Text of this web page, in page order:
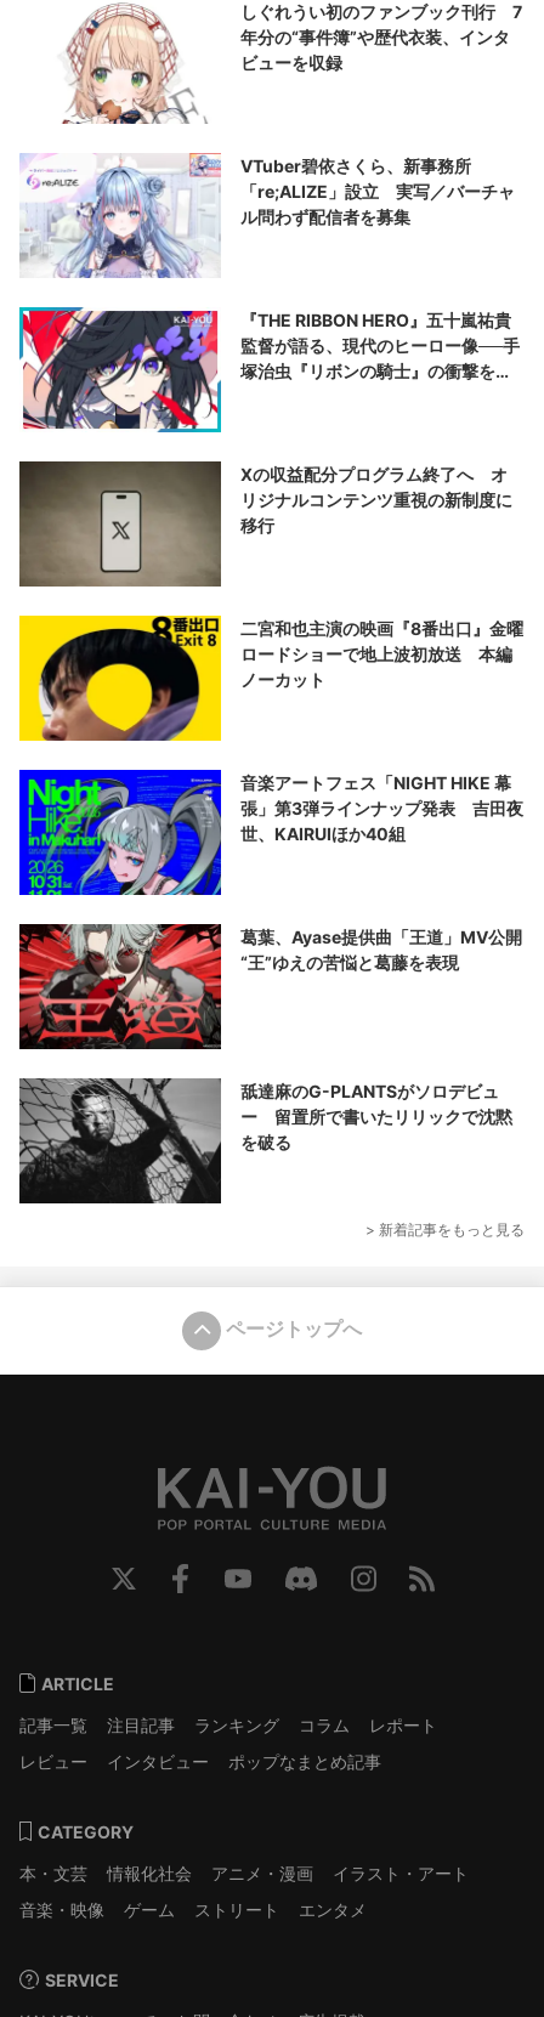
しぐれうい初のファンブック刊行 7
年分の“事件簿”や歴代衣装、インタ
ビューを収録
VTuber碧依さくら、新事務所
「re;ALIZE」設立 実写／バーチャ
ル問わず配信者を募集
『THE RIBBON HERO』五十嵐祐貴
監督が語る、現代のヒーロー像──手
塚治虫『リボンの騎士』の衝撃を再
Xの収益配分プログラム終了へ オ
リジナルコンテンツ重視の新制度に
移行
二宮和也主演の映画『8番出口』金曜
ロードショーで地上波初放送 本編
ノーカット
音楽アートフェス「NIGHT HIKE 幕
張」第3弾ラインナップ発表 吉田夜
世、KAIRUIほか40組
葛葉、Ayase提供曲「王道」MV公開
“王”ゆえの苦悩と葛藤を表現
舐達麻のG-PLANTSがソロデビュ
ー 留置所で書いたリリックで沈黙
を破る
> 新着記事をもっと見る
ページトップへ
ARTICLE
記事一覧
注目記事 ランキング コラム
レポート
レビュー
インタビュー ポップなまとめ記事
CATEGORY
本・文芸
情報化社会 アニメ・漫画
イラスト・アート
音楽・映像
ゲーム ストリート エンタメ
SERVICE